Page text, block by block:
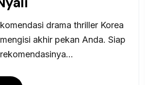
drama thriller Korea
akhir pekan Anda. Siap